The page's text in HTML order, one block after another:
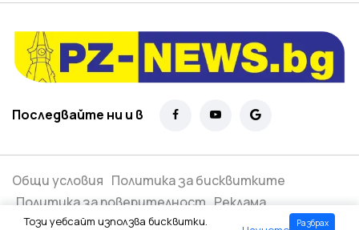
Последвайте ни и в
Общи условия Политика за бисквитките
Политика за поверителност Реклама
Този уебсайт използва бисквитки. Разбрах